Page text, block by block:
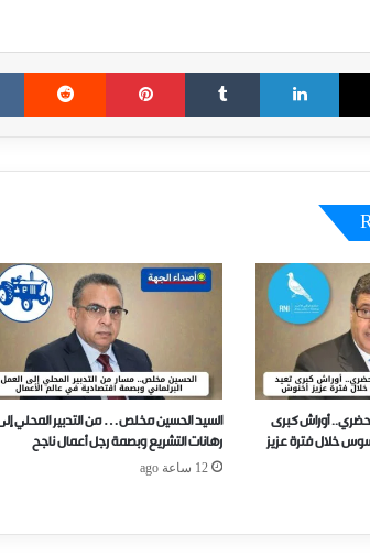
X
LinkedIn
Tumblr
Pinterest
أوراش كبرى
خلال فترة عزيز
السيد الحسين مخلص… من التدبير المحلي
رهانات التشريع وبصمة رجل أعمال ناجح
12 ساعة ago